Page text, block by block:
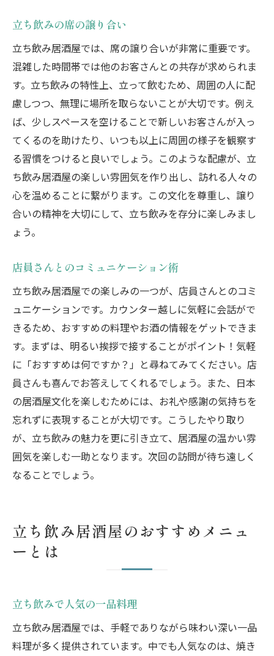
立ち飲みの席の譲り合い
立ち飲み居酒屋では、席の譲り合いが非常に重要です。
混雑した時間帯では他のお客さんとの共存が求められま
す。立ち飲みの特性上、立って飲むため、周囲の人に配
慮しつつ、無理に場所を取らないことが大切です。例え
ば、少しスペースを空けることで新しいお客さんが入っ
てくるのを助けたり、いつも以上に周囲の様子を観察す
る習慣をつけると良いでしょう。このような配慮が、立
ち飲み居酒屋の楽しい雰囲気を作り出し、訪れる人々の
心を温めることに繋がります。この文化を尊重し、譲り
合いの精神を大切にして、立ち飲みを存分に楽しみまし
ょう。
店員さんとのコミュニケーション術
立ち飲み居酒屋での楽しみの一つが、店員さんとのコミ
ュニケーションです。カウンター越しに気軽に会話がで
きるため、おすすめの料理やお酒の情報をゲットできま
す。まずは、明るい挨拶で接することがポイント！気軽
に「おすすめは何ですか？」と尋ねてみてください。店
員さんも喜んでお答えしてくれるでしょう。また、日本
の居酒屋文化を楽しむためには、お礼や感謝の気持ちを
忘れずに表現することが大切です。こうしたやり取り
が、立ち飲みの魅力を更に引き立て、居酒屋の温かい雰
囲気を楽しむ一助となります。次回の訪問が待ち遠しく
なることでしょう。
立ち飲み居酒屋のおすすめメニュ
ーとは
立ち飲みで人気の一品料理
立ち飲み居酒屋では、手軽でありながら味わい深い一品
料理が多く提供されています。中でも人気なのは、焼き